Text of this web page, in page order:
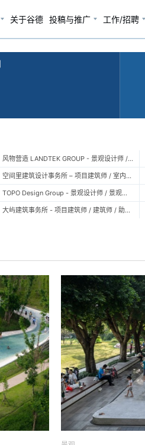
关于谷德 投稿与推广 工作/招聘
（广州）风物营造 LANDTEK GROUP - 景观设计师 / 植物设计师 / 品牌运营 / 实习生
（上海）空间里建筑设计事务所 – 项目建筑师 / 室内设计师 / 实习生（建筑/室内）
（上海）TOPO Design Group - 景观设计师 / 景观后期设计师 / 景观实习生
（北京）大屿建筑事务所 - 项目建筑师 / 建筑师 / 助理建筑师 / 实习建筑师